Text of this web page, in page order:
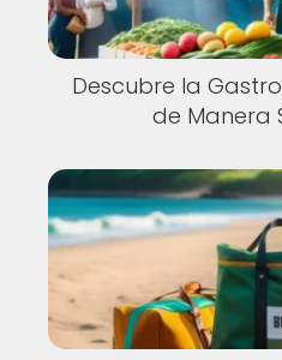
Descubre la
de Manera